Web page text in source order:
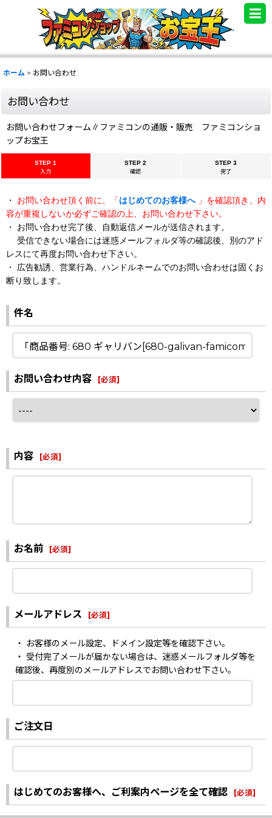
.
ホーム > お問い合わせ
お問い合わせ
お問い合わせフォーム∥ファミコンの通販・販売 ファミコンショ
ップお宝王
STEP 1
入力
STEP 2
確認
STEP 3
完了
・ お問い合わせ頂く前に、「はじめてのお客様へ 」を確認頂き、内
容が重複しないか必ずご確認の上、お問い合わせ下さい。
・ お問い合わせ完了後、自動返信メールが送信されます。
受信できない場合には迷惑メールフォルダ等の確認後、別のアド
レスにて再度お問い合わせ下さい。
・ 広告勧誘、営業行為、ハンドルネームでのお問い合わせは固くお
断り致します。
件名
お問い合わせ内容 [必須]
内容 [必須]
お名前 [必須]
メールアドレス [必須]
・ お客様のメール設定、ドメイン設定等を確認下さい。
・ 受付完了メールが届かない場合は、迷惑メールフォルダ等を
確認後、再度別のメールアドレスでお問い合わせ下さい。
ご注文日
はじめてのお客様へ、ご利案内ページを全て確認 [必須]